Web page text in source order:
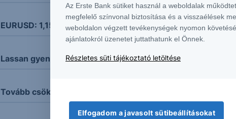
EURUSD: 1,155 körül a kurzus
Lassan gyengül a forint
Tovább csökken a kőolaj ára
Az Erste Bank sütiket használ a weboldalak
megfelelő színvonal biztosítása és a visszaélések
weboldalon végzett tevékenységek nyomon
ajánlatokról üzenetet juttathatunk el Önnek.
Részletes süti tájékoztató letöltése
Elfogadom a javasolt sütibeállításokat